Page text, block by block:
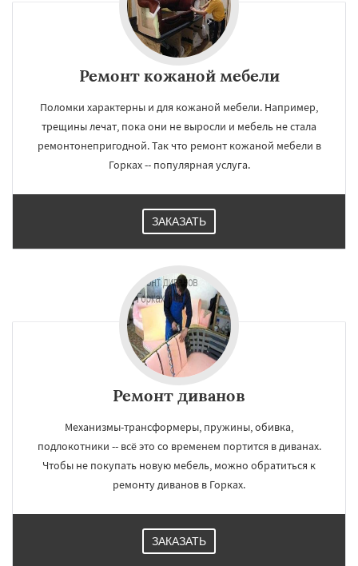
Ремонт кожаной мебели
Поломки характерны и для кожаной мебели. Например,
трещины лечат, пока они не выросли и мебель не стала
ремонтонепригодной. Так что ремонт кожаной мебели в
Горках -- популярная услуга.
ЗАКАЗАТЬ
Ремонт диванов
Механизмы-трансформеры, пружины, обивка,
подлокотники -- всё это со временем портится в диванах.
Чтобы не покупать новую мебель, можно обратиться к
ремонту диванов в Горках.
ЗАКАЗАТЬ